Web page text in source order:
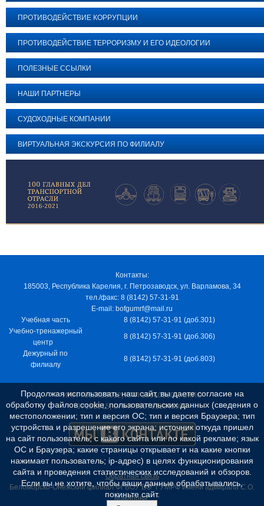
ПРОТИВОДЕЙСТВИЕ КОРРУПЦИИ
ПРОТИВОДЕЙСТВИЕ ТЕРРОРИЗМУ И ЕГО ИДЕОЛОГИИ
ПОЛЕЗНЫЕ ССЫЛКИ
НАШИ ПАРТНЕРЫ
СУДОХОДНЫЕ КОМПАНИИ
ВИРТУАЛЬНАЯ ЭКСКУРСИЯ ПО ФИЛИАЛУ
Контакты:
185003, Республика Карелия, г. Петрозаводск, ул. Варламова, 34
тел./факс: 8 (8142) 57-31-91
E-mail: bofgumrf@mail.ru
Учебная часть
8 (8142) 57-31-91 (доб.301)
Учебно-тренажерный
центр
8 (8142) 57-31-91 (доб.306)
Дежурный по
филиалу
8 (8142) 57-31-91 (доб.803)
ИНН 7805029012, КПП 100103001, ОКПО
97163915, ОГРН 1037811048989
Обратная связь
Беломорско-Онежский филиал ФГБОУ ВО "ГУМРФ имени адмирала С.О.
Макарова"
Продолжая использовать наш сайт, вы даете согласие на
обработку файлов cookie, пользовательских данных (сведения о
местоположении; тип и версия ОС; тип и версия Браузера; тип
устройства и разрешение его экрана; источник откуда пришел
на сайт пользователь; с какого сайта или по какой рекламе; язык
ОС и Браузера; какие страницы открывает и на какие кнопки
нажимает пользователь; ip-адрес) в целях функционирования
сайта и проведения статистических исследований и обзоров.
Если вы не хотите, чтобы ваши данные обрабатывались,
покиньте сайт.